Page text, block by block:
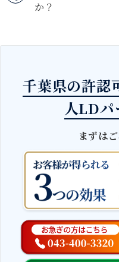
か？
千葉県の許認
人LDパ
まずは